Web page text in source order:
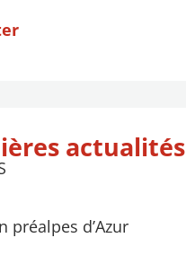
actualités
préalpes d’Azur